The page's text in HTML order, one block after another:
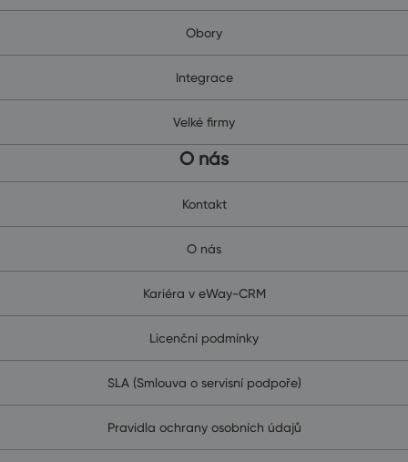
Obory
Integrace
Velké firmy
O nás
Kontakt
O nás
Kariéra v eWay-CRM
Licenční podmínky
SLA (Smlouva o servisní podpoře)
Pravidla ochrany osobních údajů